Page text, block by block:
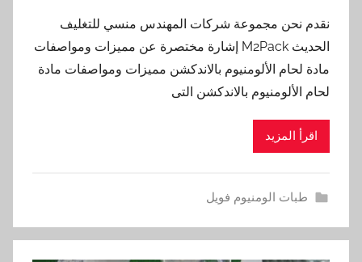
نقدم نحن مجموعة شركات المهندس منسي للتغليف
الحديث M2Pack إشارة مختصرة عن مميزات ومواصفات
مادة لحام الألومنيوم بالاندكشن مميزات ومواصفات مادة
لحام الألومنيوم بالاندكشن التى
اقرأ المزيد
طبات الومنيوم فويل